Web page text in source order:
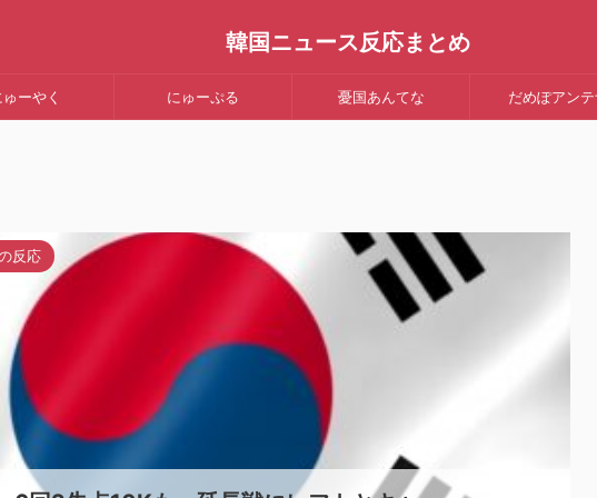
韓国ニュース反応まとめ
ゅーやく にゅーぷる 憂国あんてな だめぽアンテ
反応